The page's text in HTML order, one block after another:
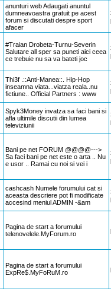
anunturi web Adaugati anuntul
dumneavoastra gratuit pe acest
forum si discutati despre sport
afacer
#Traian Drobeta-Turnu-Severin
Salutare all sper sa puneti aici ceea
ce trebuie nu sa va bateti joc
Thi3f .::Anti-Manea::. Hip-Hop
inseamna viata...viatza reala..nu
fictiune.. Official Partners : www
Spyk3Money invatza sa faci bani si
afla ultimile discutii din lumea
televiziunii
Bani pe net FORUM @@@@--->
Sa faci bani pe net este o arta .. Nu
e usor .. Ramai cu noi si vei i
cashcash Numele forumului cat si
aceasta descriere pot fi modificate
accesind meniul ADMIN -&am
Pagina de start a forumului
telenovelele.MyForum.ro
Pagina de start a forumului
ExpRe$.MyFoRuM.ro